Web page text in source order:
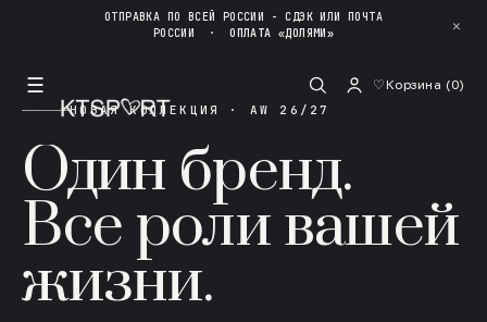
ОТПРАВКА ПО ВСЕЙ РОССИИ - СДЭК ИЛИ ПОЧТА
РОССИИ ·ОПЛАТА «ДОЛЯМИ» ✕
☰ ♡Корзина (0)
НОВАЯ КОЛЛЕКЦИЯ · AW 26/27
Один бренд.
Все роли вашей
жизни.